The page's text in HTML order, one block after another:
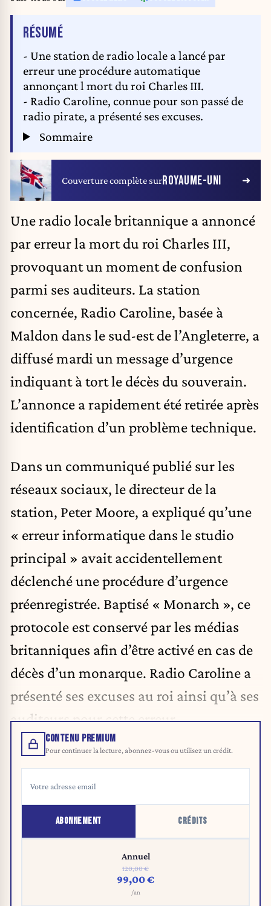
RÉSUMÉDE L'ARTICLE
- Une station de radio locale a lancé par
erreur une procédure automatique
annonçant l mort du roi Charles III.
- Radio Caroline, connue pour son passé de
radio pirate, a présenté ses excuses.
Sommaire
Couverture complète surROYAUME-UNI
Une radio locale britannique a annoncé
par erreur la mort du roi Charles III,
provoquant un moment de confusion
parmi ses auditeurs. La station
concernée, Radio Caroline, basée à
Maldon dans le sud-est de l’Angleterre, a
diffusé mardi un message d’urgence
indiquant à tort le décès du souverain.
L’annonce a rapidement été retirée après
identification d’un problème technique.
Dans un communiqué publié sur les
réseaux sociaux, le directeur de la
station, Peter Moore, a expliqué qu’une
« erreur informatique dans le studio
principal » avait accidentellement
déclenché une procédure d’urgence
préenregistrée. Baptisé « Monarch », ce
protocole est conservé par les médias
britanniques afin d’être activé en cas de
décès d’un monarque. Radio Caroline a
présenté ses excuses au roi ainsi qu’à ses
auditeurs pour cette erreur.
CONTENU PREMIUM
Pour continuer la lecture, abonnez-vous ou utilisez un crédit.
ABONNEMENT CRÉDITS
Annuel
120,00 €
99,00 €
/an